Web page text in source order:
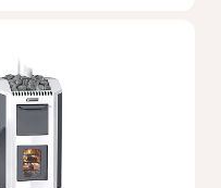
чистым
веществ в
посуду).